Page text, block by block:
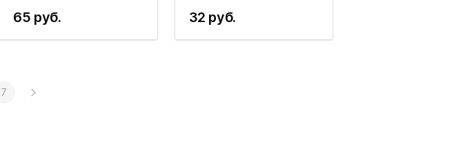
65 руб. 32 руб.
7